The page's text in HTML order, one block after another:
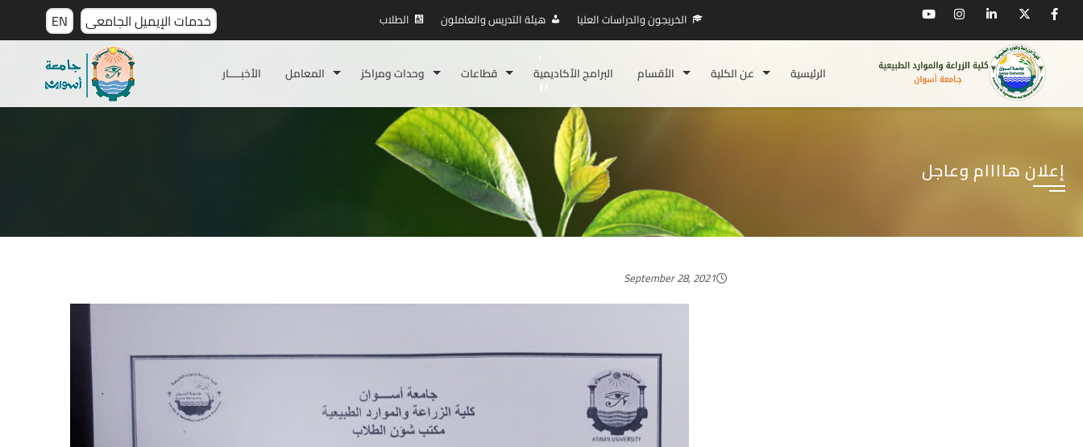
EN خدمات الإيميل الجامعى الطلاب هيئة التدريس والعاملون الخريجون والدراسات العليا
الأخبـــــار المعامل وحدات ومراكز قطاعات البرامج الأكاديمية الأقسام عن الكلية الرئيسية
إعلان هاااام وعاجل
September 28, 2021